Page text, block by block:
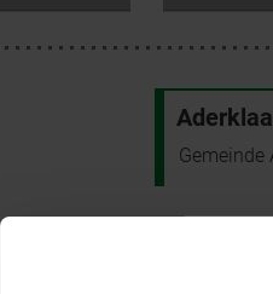
Aderklaa
Gemeinde